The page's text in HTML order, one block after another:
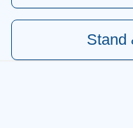
Stand